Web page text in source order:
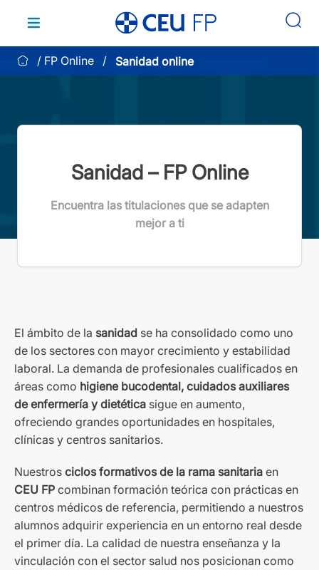
contenido
FP Online
Sanidad online
Sanidad – FP Online
Encuentra las titulaciones que se adapten
mejor a ti
El ámbito de la sanidad se ha consolidado como uno
de los sectores con mayor crecimiento y estabilidad
laboral. La demanda de profesionales cualificados en
áreas como higiene bucodental, cuidados auxiliares
de enfermería y dietética sigue en aumento,
ofreciendo grandes oportunidades en hospitales,
clínicas y centros sanitarios.
Nuestros ciclos formativos de la rama sanitaria en
CEU FP combinan formación teórica con prácticas en
centros médicos de referencia, permitiendo a nuestros
alumnos adquirir experiencia en un entorno real desde
el primer día. La calidad de nuestra enseñanza y la
vinculación con el sector salud nos posicionan como